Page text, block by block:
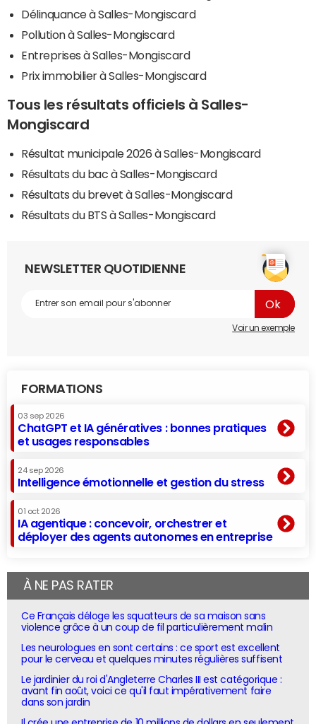
Délinquance à Salles-Mongiscard
Pollution à Salles-Mongiscard
Entreprises à Salles-Mongiscard
Prix immobilier à Salles-Mongiscard
Tous les résultats officiels à Salles-
Mongiscard
Résultat municipale 2026 à Salles-Mongiscard
Résultats du bac à Salles-Mongiscard
Résultats du brevet à Salles-Mongiscard
Résultats du BTS à Salles-Mongiscard
NEWSLETTER QUOTIDIENNE
Voir un exemple
FORMATIONS
03 sep 2026
ChatGPT et IA génératives : bonnes pratiques
et usages responsables
24 sep 2026
Intelligence émotionnelle et gestion du stress
01 oct 2026
IA agentique : concevoir, orchestrer et
déployer des agents autonomes en entreprise
À NE PAS RATER
Ce Français déloge les squatteurs de sa maison sans
violence grâce à un coup de fil particulièrement malin
Les neurologues en sont certains : ce sport est excellent
pour le cerveau et quelques minutes régulières suffisent
Le jardinier du roi d'Angleterre Charles III est catégorique :
avant fin août, voici ce qu'il faut impérativement faire
dans son jardin